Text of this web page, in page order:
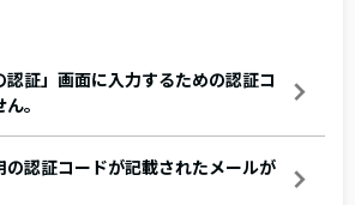
認証」画面に入力するための認証コ
。
認証コードが記載されたメールが